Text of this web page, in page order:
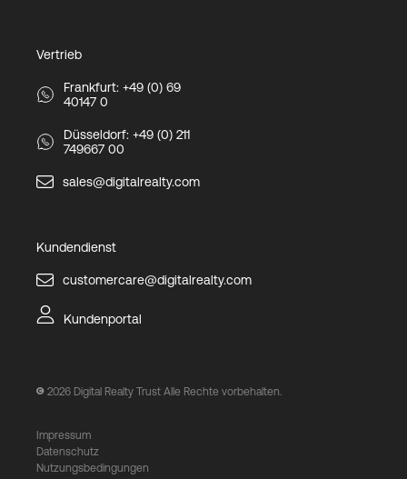
Vertrieb
Frankfurt: +49 (0) 69
40147 0
Düsseldorf: +49 (0) 211
749667 00
sales@digitalrealty.com
Kundendienst
customercare@digitalrealty.com
Kundenportal
2026 Digital Realty Trust Alle Rechte vorbehalten.
Impressum
Datenschutz
Nutzungsbedingungen